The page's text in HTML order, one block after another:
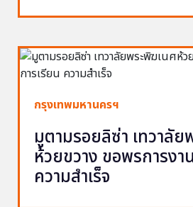
กรุงเทพมหานครฯ
มูตามรอยลิซ่า เทวาลัย
ห้วยขวาง ขอพรการงา
ความสำเร็จ